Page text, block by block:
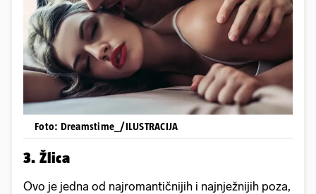
Foto: Dreamstime_/ILUSTRACIJA
3. Žlica
Ovo je jedna od najromantičnijih i najnježnijih poza,